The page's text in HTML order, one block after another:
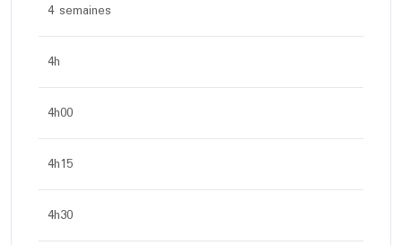
4 semaines
4h
4h00
4h15
4h30